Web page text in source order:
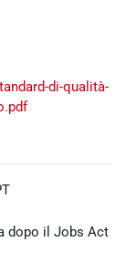
di-qualità-
dopo il Jobs Act